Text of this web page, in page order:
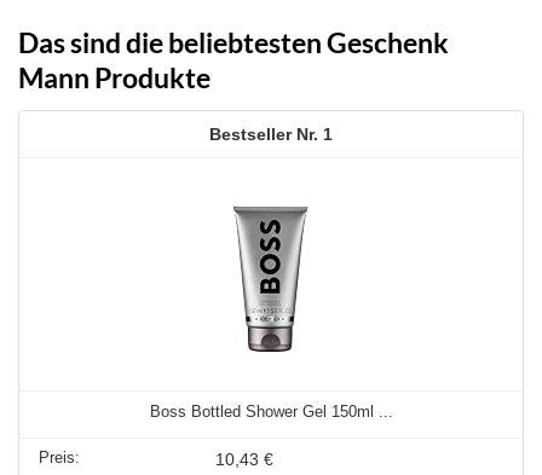
Das sind die beliebtesten Geschenk
Mann Produkte
1
Boss Bottled Shower Gel 150ml ...
10,43 €